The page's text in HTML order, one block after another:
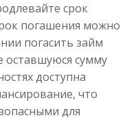
срок
погашения можно
погасить займ
оставшуюся сумму
доступна
что
для